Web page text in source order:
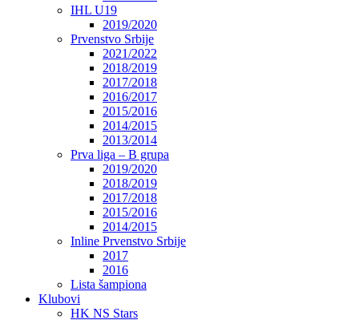
IHL U19
2019/2020
Prvenstvo Srbije
2021/2022
2018/2019
2017/2018
2016/2017
2015/2016
2014/2015
2013/2014
Prva liga – B grupa
2019/2020
2018/2019
2017/2018
2015/2016
2014/2015
Inline Prvenstvo Srbije
2017
2016
Lista šampiona
Klubovi
HK NS Stars